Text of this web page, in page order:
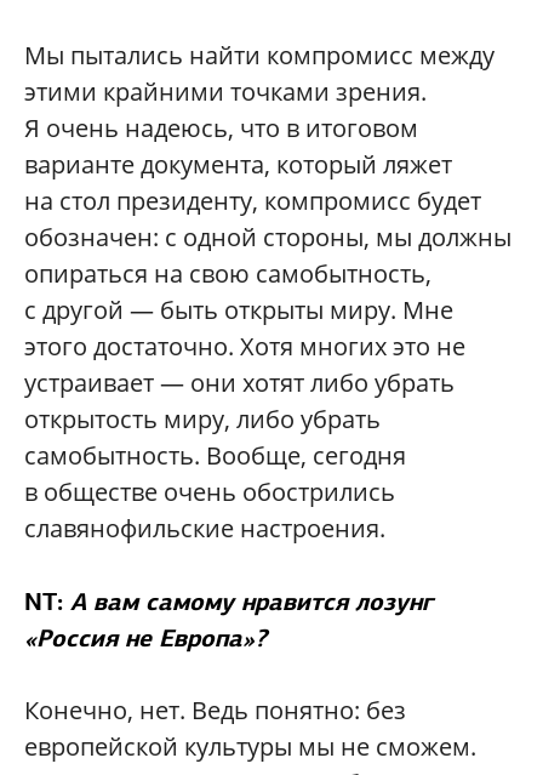
Мы пытались найти компромисс между
этими крайними точками зрения.
Я очень надеюсь, что в итоговом
варианте документа, который ляжет
на стол президенту, компромисс будет
обозначен: с одной стороны, мы должны
опираться на свою самобытность,
с другой — быть открыты миру. Мне
этого достаточно. Хотя многих это не
устраивает — они хотят либо убрать
открытость миру, либо убрать
самобытность. Вообще, сегодня
в обществе очень обострились
славянофильские настроения.
NT: А вам самому нравится лозунг
«Россия не Европа»?
Конечно, нет. Ведь понятно: без
европейской культуры мы не сможем.